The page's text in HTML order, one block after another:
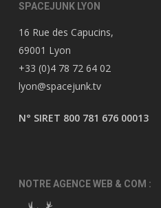
SPACEJUNK LYON
16 Rue des Capucins,
69001 Lyon
+33 (0)4 78 72 64 02
lyon@spacejunk.tv
N° SIRET 800 781 676 00013
NOTRE AGENCE WEB & COM :